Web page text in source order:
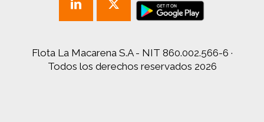
Flota La Macarena S.A - NIT 860.002.566-6 ·
Todos los derechos reservados 2026